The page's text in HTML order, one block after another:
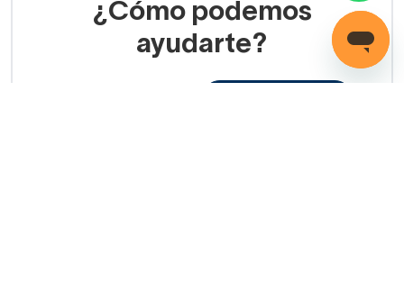
¿Cómo podemos
ayudarte?